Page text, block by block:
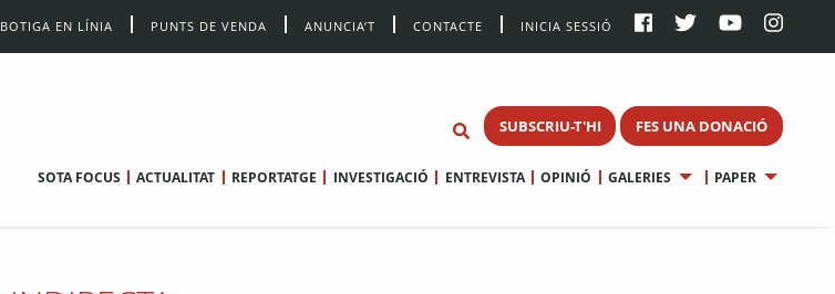
BOTIGA EN LÍNIA PUNTS DE VENDA ANUNCIA’T CONTACTE INICIA SESSIÓ
SUBSCRIU-T'HI FES UNA DONACIÓ
SOTA FOCUS ACTUALITAT REPORTATGE INVESTIGACIÓ ENTREVISTA OPINIÓ GALERIES PAPER